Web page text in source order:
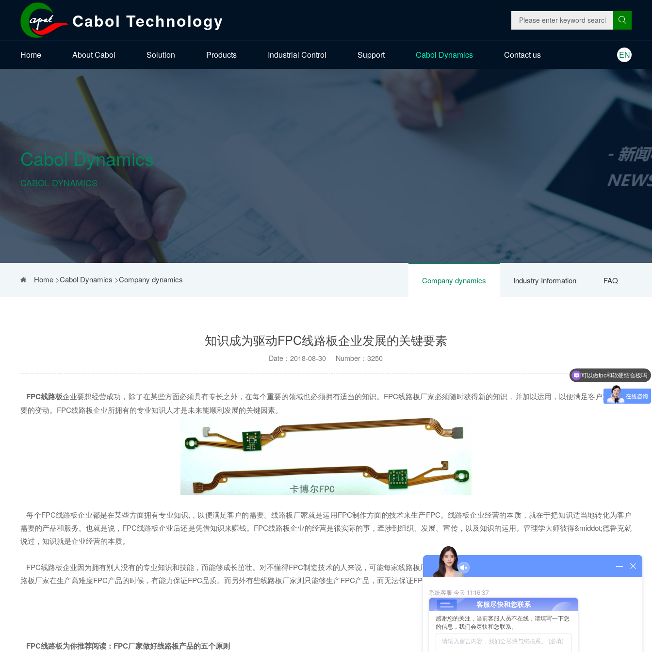
Cabol Technology
Home About Cabol Solution Products Industrial Control Support Cabol Dynamics Contact us EN
Cabol Dynamics
CABOL DYNAMICS
Company dynamics Industry Information FAQ
Home>Cabol Dynamics >Company dynamics
知识成为驱动FPC线路板企业发展的关键要素
Date：2018-08-30 Number：3250
FPC线路板企业要想经营成功，除了在某些方面必须具有专长之外，在每个重要的领域也必须拥有适当的知识。FPC线路板厂家必须随时获得新的知识，并加以运用，以便满足客户对市场需
要的变动。FPC线路板企业所拥有的专业知识人才是未来能顺利发展的关键因素。
每个FPC线路板企业都是在某些方面拥有专业知识,，以便满足客户的需要。线路板厂家就是运用FPC制作方面的技术来生产FPC。线路板企业经营的本质，就在于把知识适当地转化为客户
需要的产品和服务。也就是说，FPC线路板企业后还是凭借知识来赚钱。FPC线路板企业的经营是很实际的事，牵涉到组织、发展、宣传，以及知识的运用。管理学大师彼得&middot;德鲁克就
说过，知识就是企业经营的本质。
FPC线路板企业因为拥有别人没有的专业知识和技能，而能够成长茁壮。对不懂得FPC制造技术的人来说，可能每家线路板厂看起来都差不多。不过，如果仔细分析的话，就可以看出有些线
路板厂家在生产高难度FPC产品的时候，有能力保证FPC品质。而另外有些线路板厂家则只能够生产FPC产品，而无法保证FPC产品品质。
FPC线路板为你推荐阅读： FPC厂家做好线路板产品的五个原则
可以做fpc和软硬结合板吗